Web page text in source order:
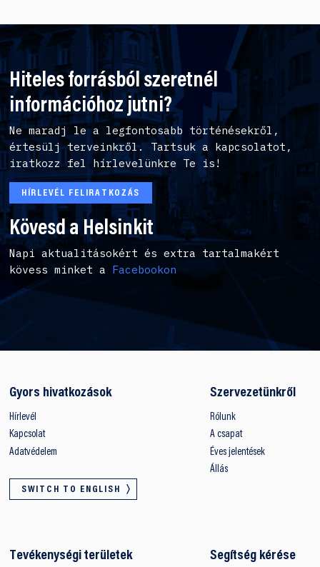
Hiteles forrásból szeretnél
információhoz jutni?
Ne maradj le a legfontosabb történésekről,
értesülj terveinkről. Tartsuk a kapcsolatot,
iratkozz fel hírlevelünkre Te is!
HÍRLEVÉL FELIRATKOZÁS
Kövesd a Helsinkit
Napi aktualitásokért és extra tartalmakért
kövess minket a Facebookon
Gyors hivatkozások
Hírlevél
Kapcsolat
Adatvédelem
SWITCH TO ENGLISH
Szervezetünkről
Rólunk
A csapat
Éves jelentések
Állás
Tevékenységi területek Segítség kérése